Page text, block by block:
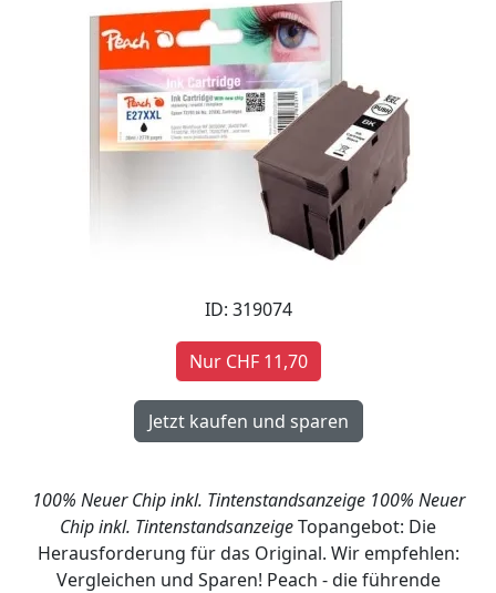
ID: 319074
Nur CHF 11,70
100% Neuer Chip inkl. Tintenstandsanzeige 100% Neuer
Chip inkl. TintenstandsanzeigeTopangebot: Die
Herausforderung für das Original. Wir empfehlen:
Vergleichen und Sparen! Peach - die führende